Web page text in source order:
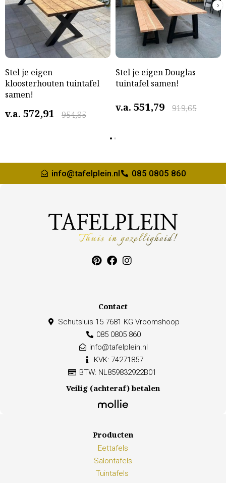
Stel je eigen
kloosterhouten tuintafel
samen!
v.a. 954,85
572,91
Stel je eigen Douglas
tuintafel samen!
v.a. 919,65
551,79
›
info@tafelplein.nl 085 0805 860
Contact
Schutsluis 15 7681 KG Vroomshoop
085 0805 860
info@tafelplein.nl
KVK: 74271857
BTW: NL859832922B01
Veilig (achteraf) betalen
Producten
Eettafels
Salontafels
Tuintafels